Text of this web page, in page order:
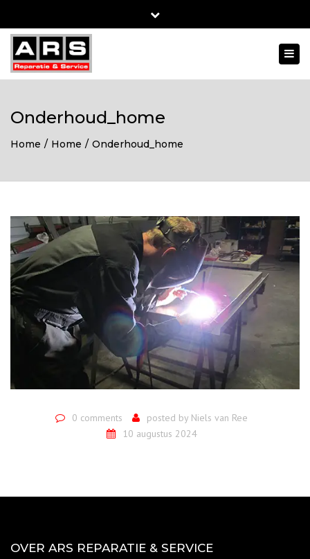
Close
Onderhoud_home
Home Home Onderhoud_home
0 comments posted by Niels van Ree
10 augustus 2024
OVER ARS REPARATIE & SERVICE